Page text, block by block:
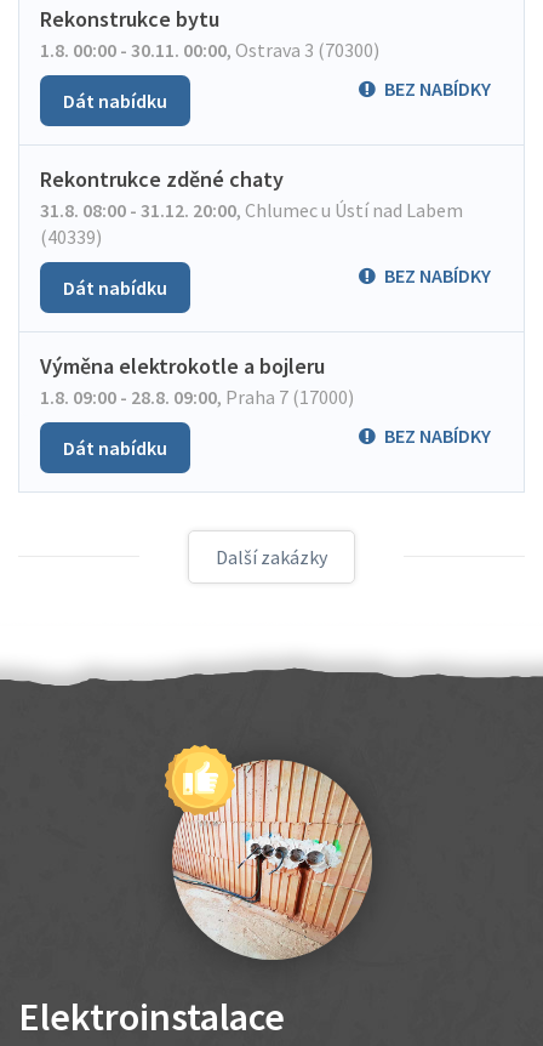
Rekonstrukce bytu
1.8. 00:00 - 30.11. 00:00, Ostrava 3 (70300)
BEZ NABÍDKY
Dát nabídku
Rekontrukce zděné chaty
31.8. 08:00 - 31.12. 20:00, Chlumec u Ústí nad Labem
(40339)
BEZ NABÍDKY
Dát nabídku
Výměna elektrokotle a bojleru
1.8. 09:00 - 28.8. 09:00, Praha 7 (17000)
BEZ NABÍDKY
Dát nabídku
Další zakázky
Elektroinstalace